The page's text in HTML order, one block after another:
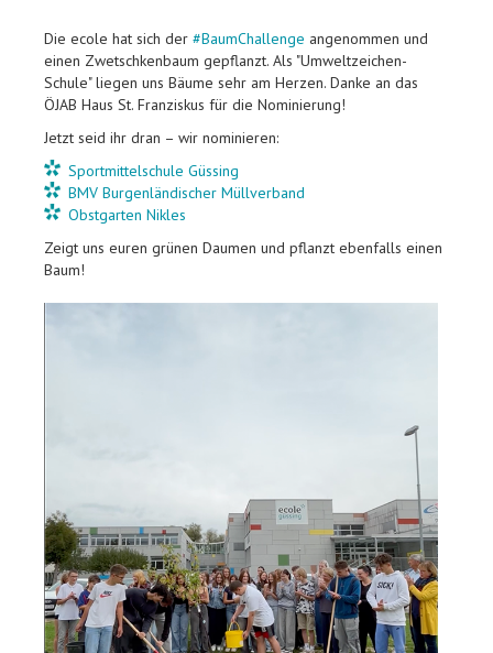
Die ecole hat sich der #BaumChallenge angenommen und
einen Zwetschkenbaum gepflanzt. Als "Umweltzeichen-
Schule" liegen uns Bäume sehr am Herzen. Danke an das
ÖJAB Haus St. Franziskus für die Nominierung!
Jetzt seid ihr dran – wir nominieren:
Sportmittelschule Güssing
BMV Burgenländischer Müllverband
Obstgarten Nikles
Zeigt uns euren grünen Daumen und pflanzt ebenfalls einen
Baum!